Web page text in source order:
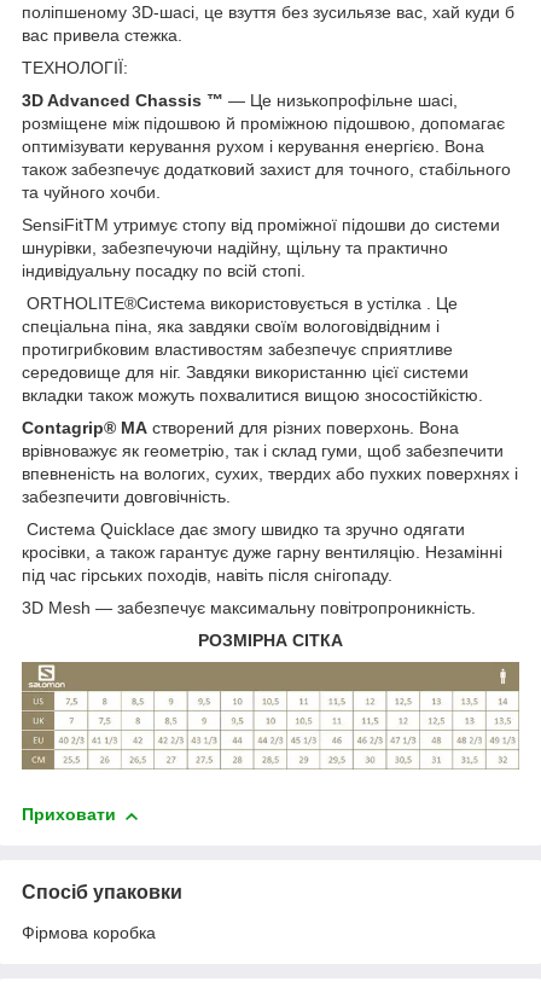
поліпшеному 3D-шасі, це взуття без зусильязе вас, хай куди б
вас привела стежка.
ТЕХНОЛОГІЇ:
3D Advanced Chassis ™ — Це низькопрофільне шасі,
розміщене між підошвою й проміжною підошвою, допомагає
оптимізувати керування рухом і керування енергією. Вона
також забезпечує додатковий захист для точного, стабільного
та чуйного хочби.
SensiFitTM утримує стопу від проміжної підошви до системи
шнурівки, забезпечуючи надійну, щільну та практично
індивідуальну посадку по всій стопі.
ORTHOLITE®Система використовується в устілка . Це
спеціальна піна, яка завдяки своїм вологовідвідним і
протигрибковим властивостям забезпечує сприятливе
середовище для ніг. Завдяки використанню цієї системи
вкладки також можуть похвалитися вищою зносостійкістю.
Contagrip® MA створений для різних поверхонь. Вона
врівноважує як геометрію, так і склад гуми, щоб забезпечити
впевненість на вологих, сухих, твердих або пухких поверхнях і
забезпечити довговічність.
Система Quicklace дає змогу швидко та зручно одягати
кросівки, а також гарантує дуже гарну вентиляцію. Незамінні
під час гірських походів, навіть після снігопаду.
3D Mesh — забезпечує максимальну повітропроникність.
РОЗМІРНА СІТКА
Приховати
Спосіб упаковки
Фірмова коробка